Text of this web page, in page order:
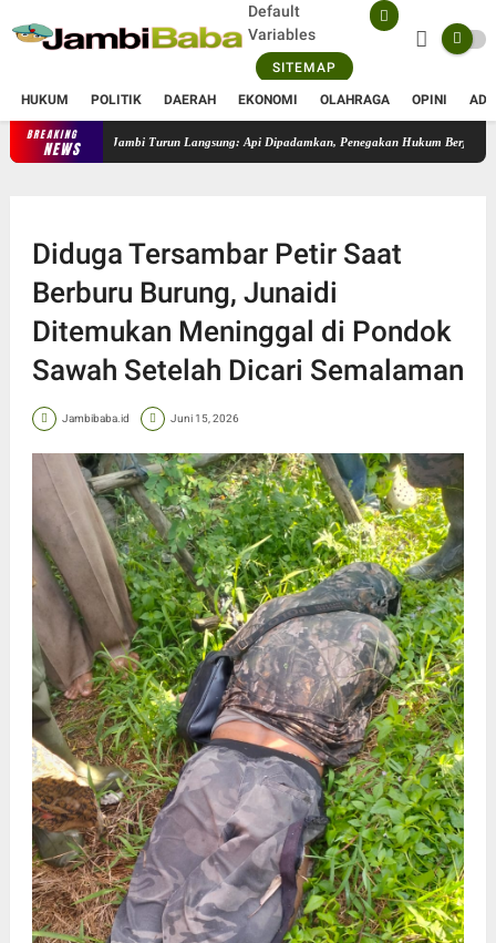
Default
Variables
SITEMAP
HUKUM POLITIK DAERAH EKONOMI OLAHRAGA OPINI
BREAKING
NEWS Karhutla 50 Hektare di Sungai Gelam, Kapolres Muaro Jambi Turun
Diduga Tersambar Petir Saat
Berburu Burung, Junaidi
Ditemukan Meninggal di Pondok
Sawah Setelah Dicari Semalaman
Jambibaba.id Juni 15, 2026